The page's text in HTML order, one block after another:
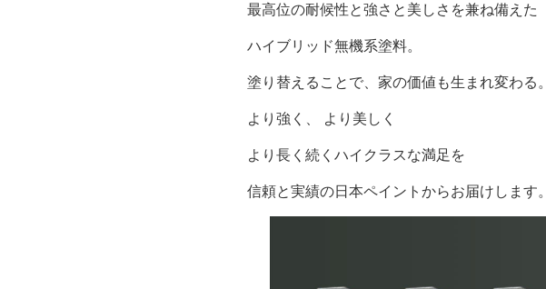
最高位の耐候性と強さと美しさを兼ね備えた
ハイブリッド無機系塗料。
塗り替えることで、家の価値も生まれ変わる。
より強く、 より美しく
より長く続くハイクラスな満足を
信頼と実績の日本ペイントからお届けします。